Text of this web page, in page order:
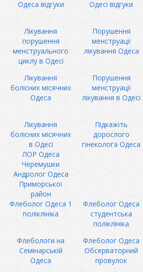
Одеса відгуки
Одесі відгуки
Лікування
порушення
менструального
циклу в Одесі
Порушення
менструації
лікування Одеса
Лікування
болісних місячних
Одеса
Порушення
менструації
лікування в Одесі
Лікування
болісних місячних
в Одесі
Підкажіть
дорослого
гінеколога Одеса
ЛОР Одеса
Черемушки
Андролог Одеса
Приморської
район
Флеболог Одеса 1
поліклініка
Флеболог Одеса
студентська
поліклініка
Флебологи на
Семінарській
Одеса
Флеболог Одеса
Обсерваторний
провулок